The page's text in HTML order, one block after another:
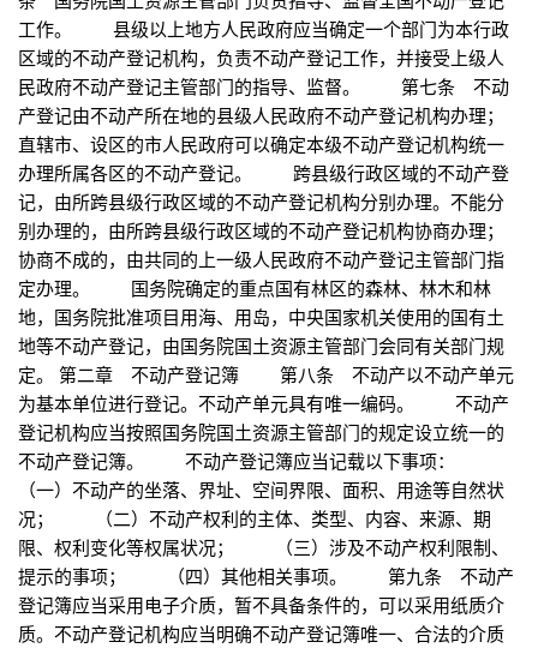
工作。 县级以上地方人民政府应当确定一个部门为本行政
区域的不动产登记机构，负责不动产登记工作，并接受上级人
民政府不动产登记主管部门的指导、监督。 第七条 不动
产登记由不动产所在地的县级人民政府不动产登记机构办理；
直辖市、设区的市人民政府可以确定本级不动产登记机构统一
办理所属各区的不动产登记。 跨县级行政区域的不动产登
记，由所跨县级行政区域的不动产登记机构分别办理。不能分
别办理的，由所跨县级行政区域的不动产登记机构协商办理；
协商不成的，由共同的上一级人民政府不动产登记主管部门指
定办理。 国务院确定的重点国有林区的森林、林木和林
地，国务院批准项目用海、用岛，中央国家机关使用的国有土
地等不动产登记，由国务院国土资源主管部门会同有关部门规
定。 第二章 不动产登记簿 第八条 不动产以不动产单元
为基本单位进行登记。不动产单元具有唯一编码。 不动产
登记机构应当按照国务院国土资源主管部门的规定设立统一的
不动产登记簿。 不动产登记簿应当记载以下事项：
（一）不动产的坐落、界址、空间界限、面积、用途等自然状
况； （二）不动产权利的主体、类型、内容、来源、期
限、权利变化等权属状况； （三）涉及不动产权利限制、
提示的事项； （四）其他相关事项。 第九条 不动产
登记簿应当采用电子介质，暂不具备条件的，可以采用纸质介
质。不动产登记机构应当明确不动产登记簿唯一、合法的介质